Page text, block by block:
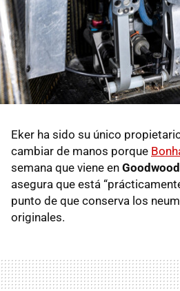
Eker ha sido su único
cambiar de manos porque
semana que viene en Goodwood
asegura que está
punto de que conserva los
originales.